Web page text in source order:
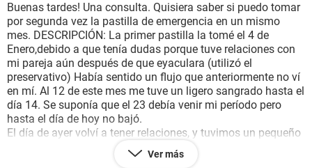
BIENESTAR
SEXUALIDAD
GLOSARIO
Buenas tardes! Una consulta. Quisiera saber si puedo tomar
por segunda vez la pastilla de emergencia en un mismo
mes. DESCRIPCIÓN: La primer pastilla la tomé el 4 de
Enero,debido a que tenía dudas porque tuve relaciones con
mi pareja aún después de que eyaculara (utilizó el
preservativo) Había sentido un flujo que anteriormente no ví
en mí. Al 12 de este mes me tuve un ligero sangrado hasta el
día 14. Se suponía que el 23 debía venir mi período pero
hasta el día de hoy no bajó.
El día de ayer volví a tener relaciones, y tuvimos un pequeño
problema, se salió el preservativo y quedó adentro mío (no
tanto porque logré sacarlo) pero no eyaculó, ¿debería
Ver más